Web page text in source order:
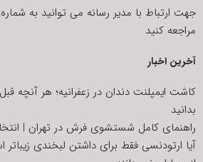
مراجعه کنید
آخرین اخبار
کاشت ایمپلنت دندان در زعفرانیه؛ هر آنچه
بدانید
راهنمای کامل شستشوی فرش در تهران |
آیا ارتودنسی فقط برای داشتن لبخندی